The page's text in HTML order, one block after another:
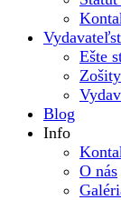
Ešte
Zošity
Blog
Info
O nás